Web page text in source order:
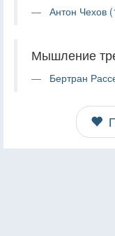
Антон Чехов
Мышление
Бертран